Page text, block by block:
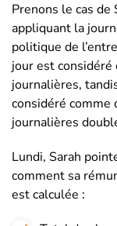
Prenons le cas
appliquant la
politique de
jour est
journalières,
considéré comme
journalières
Lundi, Sarah
comment sa
est calculée :